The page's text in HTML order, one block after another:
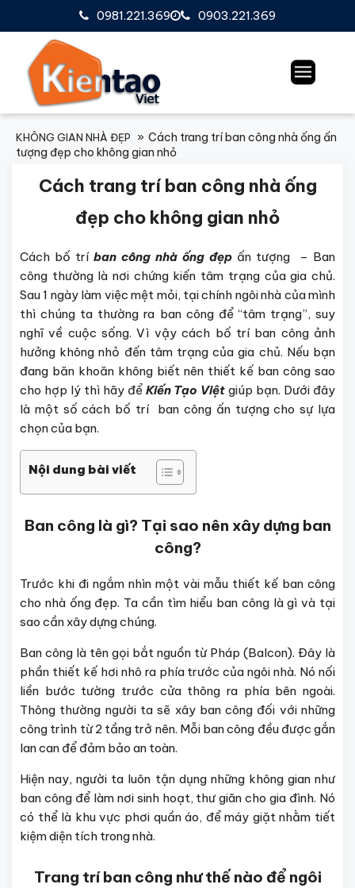
0903.221.369
0981.221.369
KHÔNG GIAN NHÀ ĐẸP
Cách trang trí ban công nhà ống ấn
tượng đẹp cho không gian nhỏ
Cách trang trí ban công nhà ống
đẹp cho không gian nhỏ
Cách bố tríban công nhà ống đẹp ấn tượng – Ban
công thường là nơi chứng kiến tâm trạng của gia chủ.
Sau 1 ngày làm việc mệt mỏi, tại chính ngôi nhà của mình
thì chúng ta thường ra ban công để “tâm trạng”, suy
nghĩ về cuộc sống. Vì vậy cách bố trí ban công ảnh
hưởng không nhỏ đến tâm trạng của gia chủ. Nếu bạn
đang băn khoăn không biết nên thiết kế ban công sao
cho hợp lý thì hãy để Kiến Tạo Việt giúp bạn. Dưới đây
là một số cách bố trí ban công ấn tượng cho sự lựa
chọn của bạn.
Nội dung bài viết
Ban công là gì? Tại sao nên xây dựng ban
công?
Trước khi đi ngắm nhìn một vài mẫu thiết kế ban công
cho nhà ống đẹp. Ta cần tìm hiểu ban công là gì và tại
sao cần xây dựng chúng.
Ban công là tên gọi bắt nguồn từ Pháp (Balcon). Đây là
phần thiết kế hơi nhô ra phía trước của ngôi nhà. Nó nối
liền bước tường trước cửa thông ra phía bên ngoài.
Thông thường người ta sẽ xây ban công đối với những
công trình từ 2 tầng trở nên. Mỗi ban công đều được gắn
lan can để đảm bảo an toàn.
Hiện nay, người ta luôn tận dụng những không gian như
ban công để làm nơi sinh hoạt, thư giãn cho gia đình. Nó
có thể là khu vực phơi quần áo, để máy giặt nhằm tiết
kiệm diện tích trong nhà.
Trang trí ban công như thế nào để ngôi